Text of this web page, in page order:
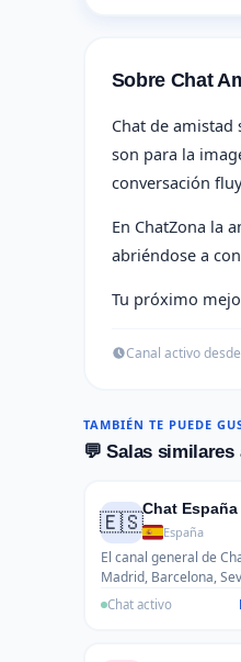
Sobre Chat
Chat de
son para la
conversación
En ChatZona la
abriéndose a
Tu próximo
Canal activo
TAMBIÉN TE PUEDE
💬 Salas
🇪🇸Chat España
España
El canal general de
Madrid, Barcelona,
Valencia, Bilbao y toda
Chat activo